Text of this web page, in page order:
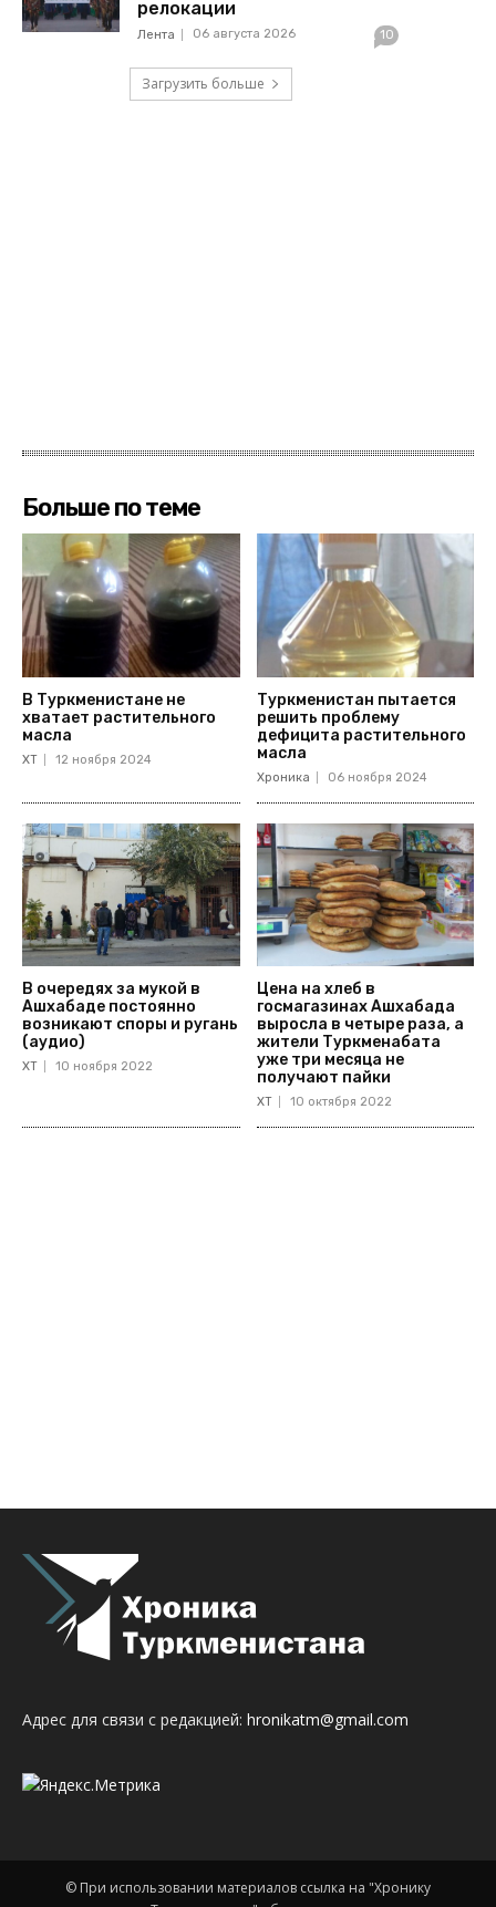
Адрес для связи с редакцией: hronikatm@gmail.com
© При использовании материалов ссылка на "Хронику